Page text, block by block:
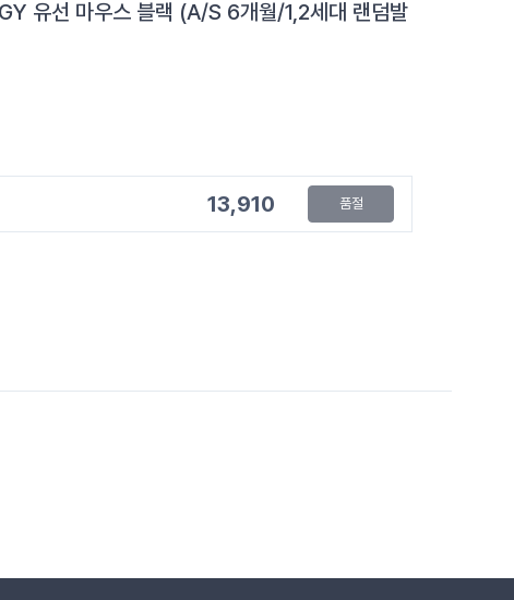
유선 마우스 블랙 (A/S 6개월/1,2세대 랜덤발
13,910 품절